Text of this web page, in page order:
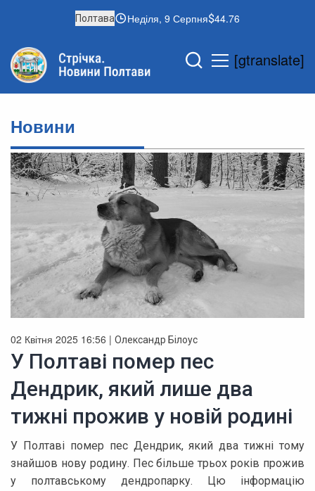
Полтава Неділя, 9 Серпня 44.76
[gtranslate]
Новини
02 Квітня 2025 16:56 | Олександр Білоус
У Полтаві помер пес
Дендрик, який лише два
тижні прожив у новій родині
У Полтаві помер пес Дендрик, який два тижні тому
знайшов нову родину. Пес більше трьох років прожив
у полтавському дендропарку. Цю інформацію